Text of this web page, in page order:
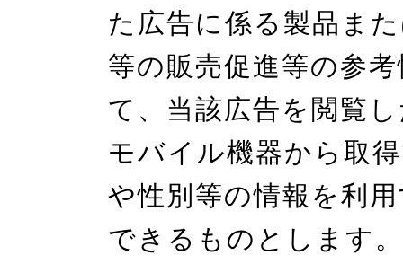
た広告に係る製品ま
等の販売促進等の参
て、当該広告を閲覧
モバイル機器から取
や性別等の情報を利
できるものとします